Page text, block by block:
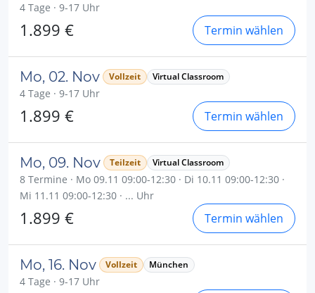
4 Tage · 9-17 Uhr
1.899 € Termin wählen
Mo, 02. Nov Vollzeit Virtual Classroom
4 Tage · 9-17 Uhr
1.899 € Termin wählen
Mo, 09. Nov Teilzeit Virtual Classroom
8 Termine · Mo 09.11 09:00-12:30 · Di 10.11 09:00-12:30 ·
Mi 11.11 09:00-12:30 · ... Uhr
1.899 € Termin wählen
Mo, 16. Nov Vollzeit München
4 Tage · 9-17 Uhr